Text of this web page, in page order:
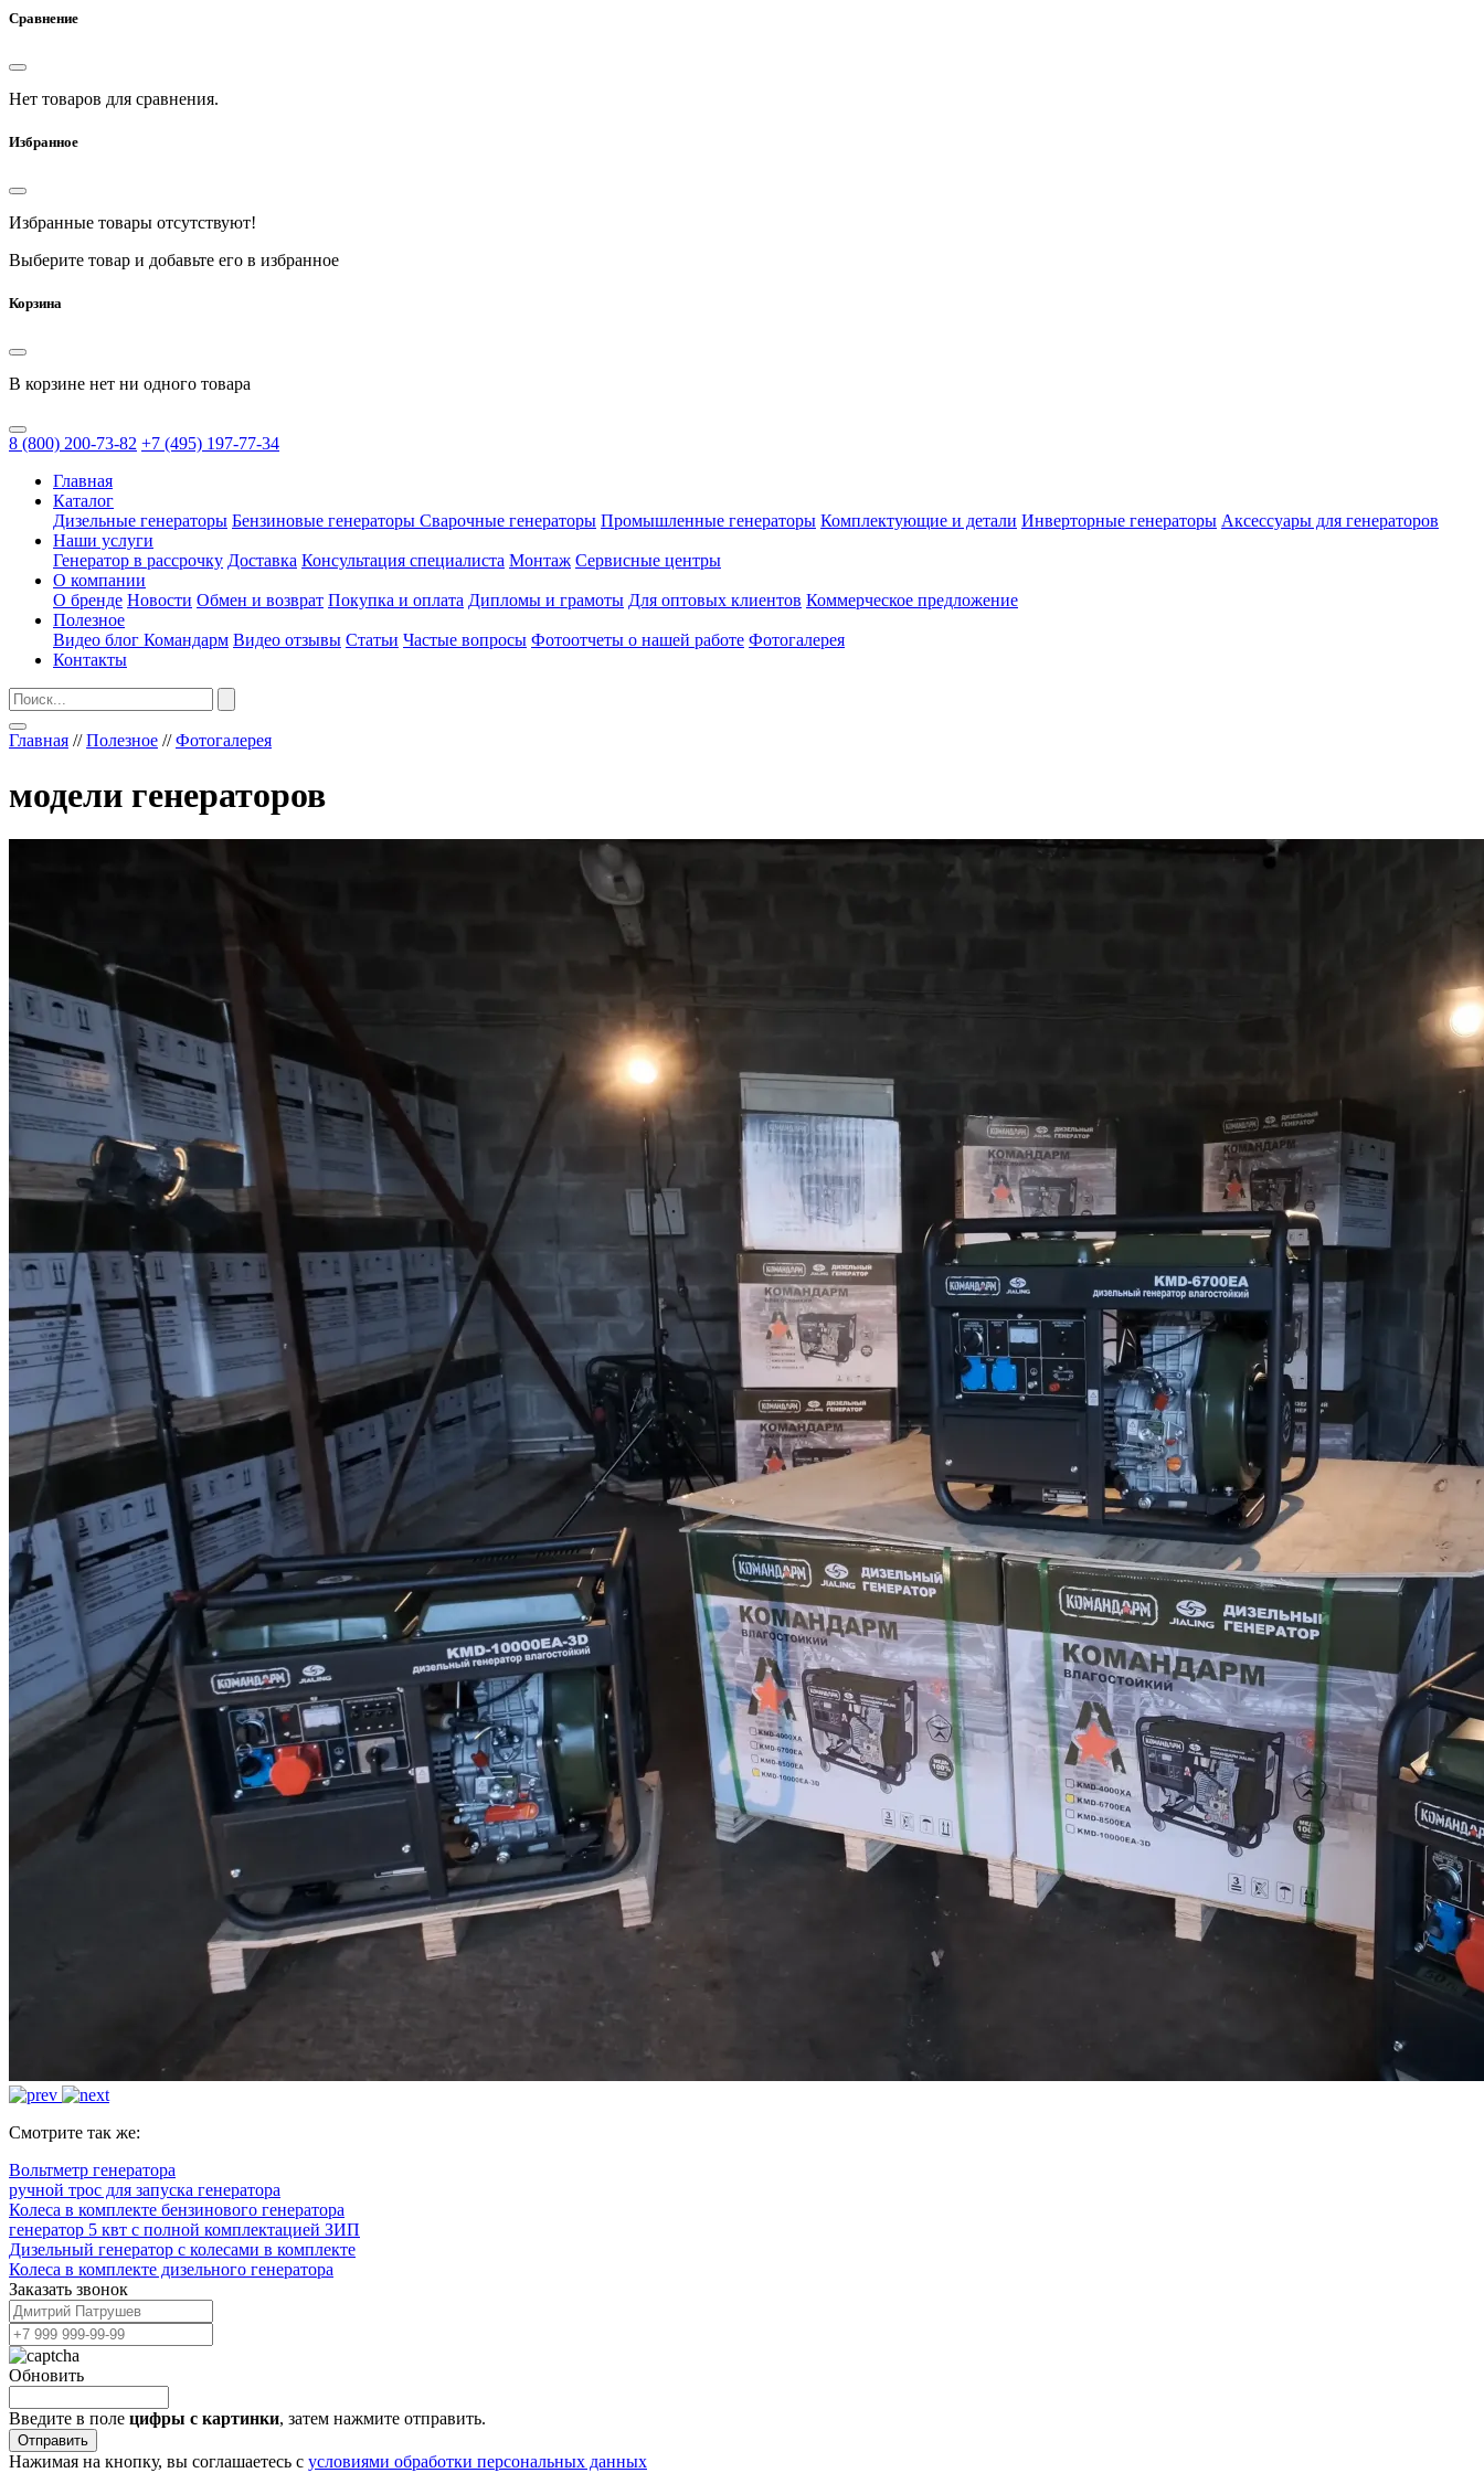
Сравнение
Нет товаров для сравнения.
Избранное
Избранные товары отсутствуют!
Выберите товар и добавьте его в избранное
Корзина
В корзине нет ни одного товара
8 (800) 200-73-82 +7 (495) 197-77-34
Главная
Каталог
Дизельные генераторы Бензиновые генераторы Сварочные генераторы Промышленные генераторы Комплектующие и детали Инверторные генераторы Аксессуары для генераторов
Наши услуги
Генератор в рассрочку Доставка Консультация специалиста Монтаж Сервисные центры
О компании
О бренде Новости Обмен и возврат Покупка и оплата Дипломы и грамоты Для оптовых клиентов Коммерческое предложение
Полезное
Видео блог Командарм Видео отзывы Статьи Частые вопросы Фотоотчеты о нашей работе Фотогалерея
Контакты
Главная //Полезное //Фотогалерея
модели генераторов
Смотрите так же:
Вольтметр генератора
ручной трос для запуска генератора
Колеса в комплекте бензинового генератора
генератор 5 квт с полной комплектацией ЗИП
Дизельный генератор с колесами в комплекте
Колеса в комплекте дизельного генератора
Заказать звонок
Обновить
Введите в поле цифры c картинки, затем нажмите отправить.
Отправить
Нажимая на кнопку, вы соглашаетесь с условиями обработки персональных данных